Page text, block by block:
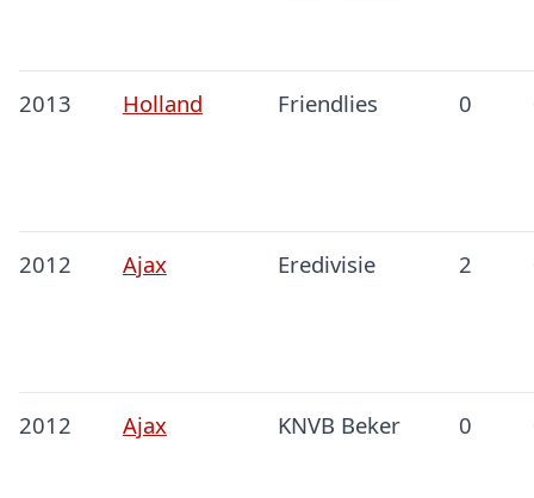
2013 Holland Friendlies 0
2012 Ajax Eredivisie 2
2012 Ajax KNVB Beker 0